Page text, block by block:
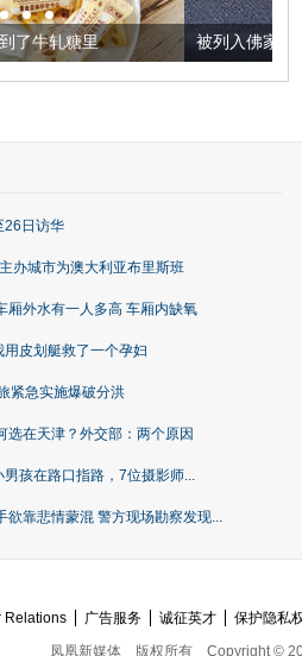
被列入佛家七宝的它到底有多
26日访华
办城市为澳大利亚布里斯班
厢外水有一人多高 车厢内缺氧
皮划艇救了一个孕妇
紧急实施爆破分洪
选在天津？外交部：两个原因
孩在路口指路，7位摄影师...
欲靠悲情蒙混 警方现场勘察发现...
Relations 广告服务 诚征英才 保护隐私
凤凰新媒体
版权所有 Copyright ©